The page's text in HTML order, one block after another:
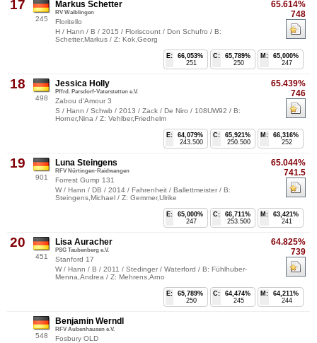
17
245
65.614%
748
Markus Schetter
RV Waiblingen
Floritello
H / Hann / B / 2015 / Floriscount / Don Schufro / B:
Schetter,Markus / Z: Kok,Georg
M:
65,000%
247
C:
65,789%
250
E:
66,053%
251
18
498
65.439%
746
Jessica Holly
Pffrd. Parsdorf-Vaterstetten e.V.
Zabou d'Amour 3
S / Hann / Schwb / 2013 / Zack / De Niro / 108UW92 / B:
Horner,Nina / Z: Vehlber,Friedhelm
M:
66,316%
252
C:
65,921%
250.500
E:
64,079%
243.500
19
901
65.044%
741.5
Luna Steingens
RFV Nürtingen-Raidwangen
Forrest Gump 131
W / Hann / DB / 2014 / Fahrenheit / Ballettmeister / B:
Steingens,Michael / Z: Gemmer,Ulrike
M:
63,421%
241
C:
66,711%
253.500
E:
65,000%
247
20
451
64.825%
739
Lisa Auracher
PSG Taubenberg e.V.
Stanford 17
W / Hann / B / 2011 / Stedinger / Waterford / B: Fühlhuber-
Menna,Andrea / Z: Mehrens,Arno
M:
64,211%
244
C:
64,474%
245
E:
65,789%
250
548
Benjamin Werndl
RFV Aubenhausen e.V.
Fosbury OLD